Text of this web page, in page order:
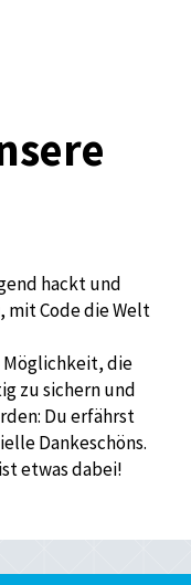
hackt und
mit Code die Welt
die
zu sichern und
Du erfährst
Dankeschöns.
etwas dabei!